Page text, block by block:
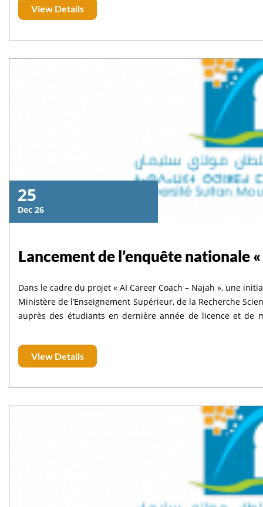
février 2026 à 16h 👉 Pour plus d’informations sur
toubkal
View Details
25
Dec 26
Lancement de l’enquête nationale
Dans le cadre du projet « AI Career Coach – Najah », une
Ministère de l’Enseignement Supérieur, de la Recherche
auprès des étudiants en dernière année de licence et de
marocains et conforme à la législation nationale en
résultats de cette enquête permettront de mieux
partir de janvier 2026. 🔗 Lien de l’enquête (français et
View Details